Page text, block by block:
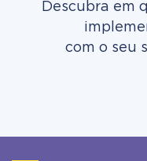
Descubra em
com o seu